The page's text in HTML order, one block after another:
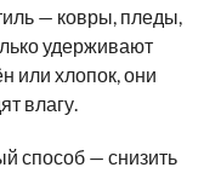
— ковры, пледы,
удерживают
или хлопок, они
влагу.
способ — снизить